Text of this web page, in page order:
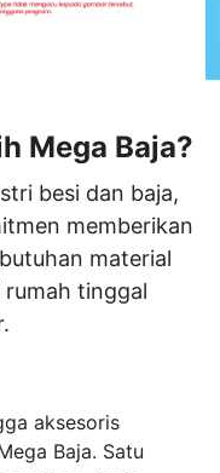
Mega Baja?
besi dan baja,
memberikan
material
tinggal
aksesoris
Baja. Satu